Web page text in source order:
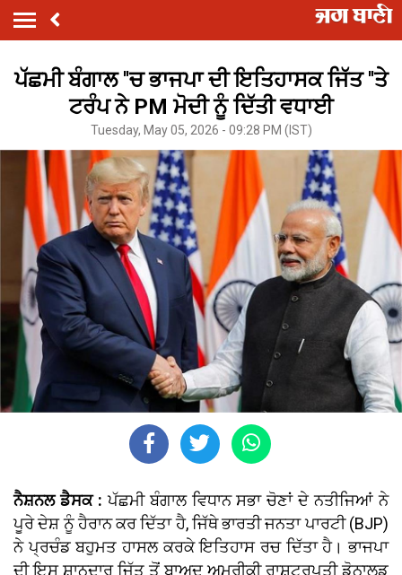
ਪੱਛਮੀ ਬੰਗਾਲ ''ਚ ਭਾਜਪਾ ਦੀ ਇਤਿਹਾਸਕ ਜਿੱਤ ''ਤੇ
ਟਰੰਪ ਨੇ PM ਮੋਦੀ ਨੂੰ ਦਿੱਤੀ ਵਧਾਈ
Tuesday, May 05, 2026 - 09:28 PM (IST)
ਨੈਸ਼ਨਲ ਡੈਸਕ :ਪੱਛਮੀ ਬੰਗਾਲ ਵਿਧਾਨ ਸਭਾ ਚੋਣਾਂ ਦੇ ਨਤੀਜਿਆਂ ਨੇ
ਪੂਰੇ ਦੇਸ਼ ਨੂੰ ਹੈਰਾਨ ਕਰ ਦਿੱਤਾ ਹੈ, ਜਿੱਥੇ ਭਾਰਤੀ ਜਨਤਾ ਪਾਰਟੀ (BJP)
ਨੇ ਪ੍ਰਚੰਡ ਬਹੁਮਤ ਹਾਸਲ ਕਰਕੇ ਇਤਿਹਾਸ ਰਚ ਦਿੱਤਾ ਹੈ। ਭਾਜਪਾ
ਦੀ ਇਸ ਸ਼ਾਨਦਾਰ ਜਿੱਤ ਤੋਂ ਬਾਅਦ ਅਮਰੀਕੀ ਰਾਸ਼ਟਰਪਤੀ ਡੋਨਾਲਡ